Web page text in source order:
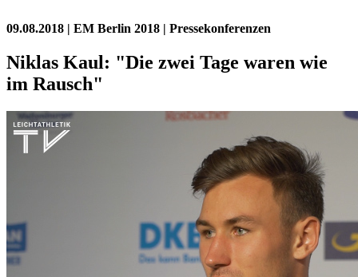
09.08.2018 | EM Berlin 2018 | Pressekonferenzen
Niklas Kaul: "Die zwei Tage waren wie
im Rausch"